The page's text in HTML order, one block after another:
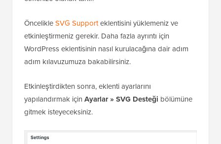
ÖncelikleSVG Supporteklentisini yüklemeniz ve
etkinleştirmeniz gerekir. Daha fazla ayrıntı için
WordPress eklentisinin nasıl kurulacağına dair adım
adım kılavuzumuza bakabilirsiniz.
Etkinleştirdikten sonra, eklenti ayarlarını
yapılandırmak için Ayarlar » SVG Desteği bölümüne
gitmek isteyeceksiniz.